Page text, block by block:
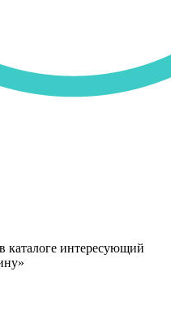
каталоге интересующий